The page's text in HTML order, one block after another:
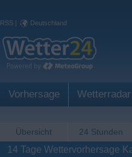
RSS | Deutschland
Vorhersage Wetterradar
Übersicht 24 Stunden
14 Tage Wettervorhersage